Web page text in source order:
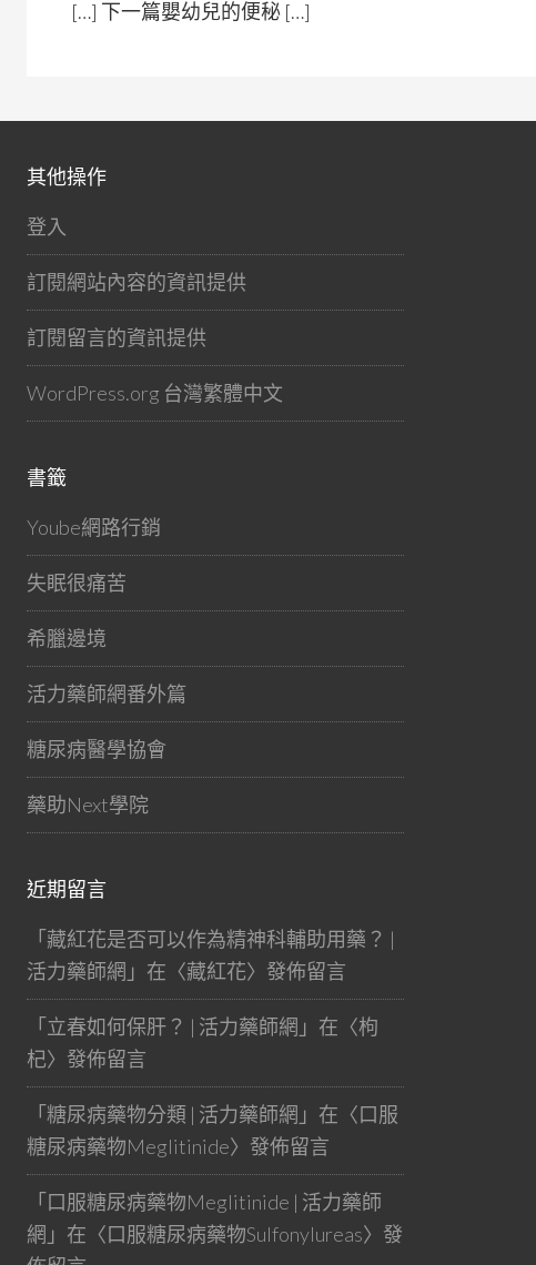
[…] 下一篇嬰幼兒的便秘 […]
其他操作
登入
訂閱網站內容的資訊提供
訂閱留言的資訊提供
WordPress.org 台灣繁體中文
書籤
Yoube網路行銷
失眠很痛苦
希臘邊境
活力藥師網番外篇
糖尿病醫學協會
藥助Next學院
近期留言
「藏紅花是否可以作為精神科輔助用藥？ |
活力藥師網 」在〈藏紅花〉發佈留言
「立春如何保肝？ | 活力藥師網 」在〈枸
杞〉發佈留言
「糖尿病藥物分類 | 活力藥師網 」在〈口服
糖尿病藥物Meglitinide〉發佈留言
「口服糖尿病藥物Meglitinide | 活力藥師
網 」在〈口服糖尿病藥物Sulfonylureas〉發